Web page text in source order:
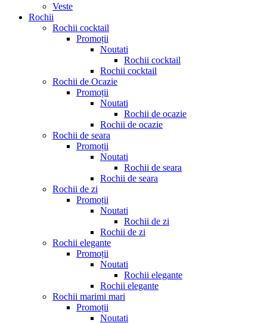
Veste
Rochii
Rochii cocktail
Promoții
Noutati
Rochii cocktail
Rochii cocktail
Rochii de Ocazie
Promoții
Noutati
Rochii de ocazie
Rochii de ocazie
Rochii de seara
Promoții
Noutati
Rochii de seara
Rochii de seara
Rochii de zi
Promoții
Noutati
Rochii de zi
Rochii de zi
Rochii elegante
Promoții
Noutati
Rochii elegante
Rochii elegante
Rochii marimi mari
Promoții
Noutati